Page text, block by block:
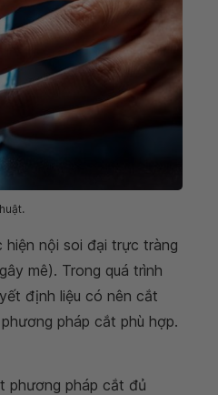
nội soi đại trực tràng
mê). Trong quá trình
định liệu có nên cắt
pháp cắt phù hợp.
phương pháp cắt đủ